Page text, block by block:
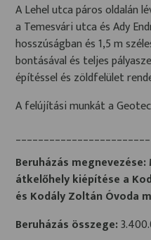
A Lehel utca páros oldalán
a Temesvári utca és Ady
hosszúságban és 1,5 m
bontásával és teljes
építéssel és zöldfelület
A felújítási munkát a
Beruházás
átkelőhely kiépítése a
és Kodály Zoltán Óvoda
Beruházás összege: